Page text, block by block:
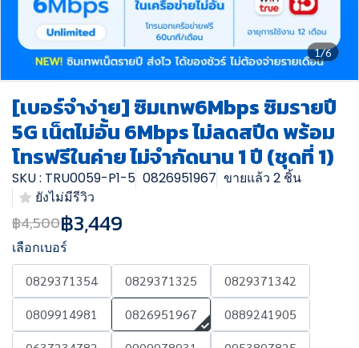
1/6
[เบอร์จำง่าย] ซิมเทพ6Mbps ซิมรายปี
5G เน็ตไม่อั้น 6Mbps ไม่ลดสปีด พร้อม
โทรฟรีในค่าย ไม่จำกัดนาน 1 ปี (ชุดที่ 1)
SKU : TRU0059-P1-5 0826951967 ขายแล้ว 2 ชิ้น
ยังไม่มีรีวิว
฿4,500฿3,449
เลือกเบอร์
0829371354 0829371325
0829371342
0809914981
0826951967
0889241905